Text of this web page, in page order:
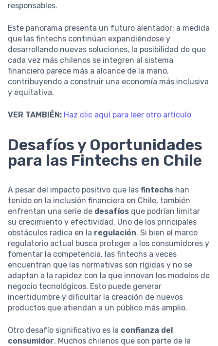
responsables.
Este panorama presenta un futuro alentador: a medida
que las fintechs continúan expandiéndose y
desarrollando nuevas soluciones, la posibilidad de que
cada vez más chilenos se integren al sistema
financiero parece más a alcance de la mano,
contribuyendo a construir una economía más inclusiva
y equitativa.
VER TAMBIÉN: Haz clic aquí para leer otro artículo
Desafíos y Oportunidades
para las Fintechs en Chile
A pesar del impacto positivo que las fintechs han
tenido en la inclusión financiera en Chile, también
enfrentan una serie de desafíos que podrían limitar
su crecimiento y efectividad. Uno de los principales
obstáculos radica en la regulación. Si bien el marco
regulatorio actual busca proteger a los consumidores y
fomentar la competencia, las fintechs a veces
encuentran que las normativas son rígidas y no se
adaptan a la rapidez con la que innovan los modelos de
negocio tecnológicos. Esto puede generar
incertidumbre y dificultar la creación de nuevos
productos que atiendan a un público más amplio.
Otro desafío significativo es la confianza del
consumidor. Muchos chilenos que son parte de la